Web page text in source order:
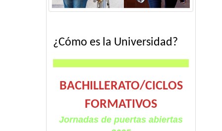
¿Cómo es la Universidad?
BACHILLERATO/CICLOS
FORMATIVOS
Jornadas de puertas abiertas